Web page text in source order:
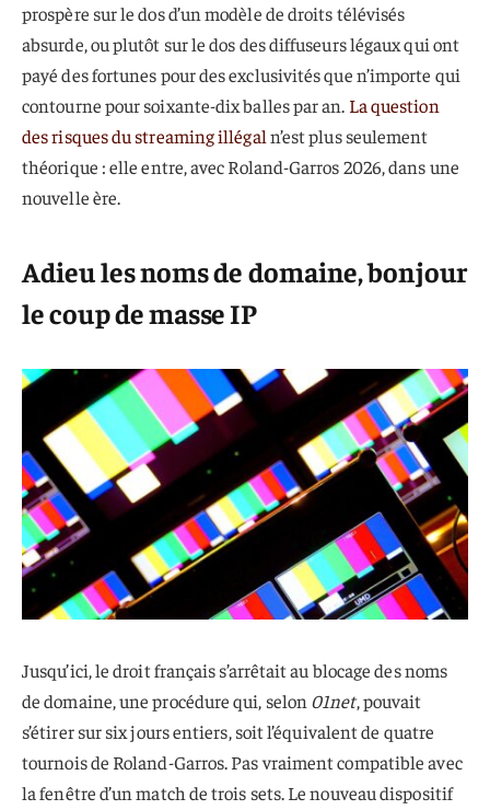
prospère sur le dos d’un modèle de droits télévisés
absurde, ou plutôt sur le dos des diffuseurs légaux qui ont
payé des fortunes pour des exclusivités que n’importe qui
contourne pour soixante-dix balles par an. La question
des risques du streaming illégaln’est plus seulement
théorique : elle entre, avec Roland-Garros 2026, dans une
nouvelle ère.
Adieu les noms de domaine, bonjour
le coup de masse IP
Jusqu’ici, le droit français s’arrêtait au blocage des noms
de domaine, une procédure qui, selon 01net, pouvait
s’étirer sur six jours entiers, soit l’équivalent de quatre
tournois de Roland-Garros. Pas vraiment compatible avec
la fenêtre d’un match de trois sets. Le nouveau dispositif